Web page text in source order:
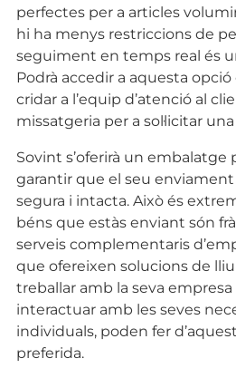
perfectes per a articles
hi ha menys restriccions de
seguiment en temps real és
Podrà accedir a aquesta
cridar a l’equip d’atenció al
missatgeria per a sol·licitar
Sovint s’oferirà un embalatge
garantir que el seu
segura i intacta. Això és
béns que estàs enviant són
serveis complementaris
que ofereixen solucions de
treballar amb la seva
interactuar amb les seves
individuals, poden fer
preferida.